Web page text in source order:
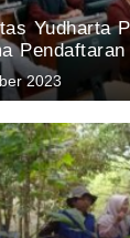
Yudharta
Masa
dan
2023